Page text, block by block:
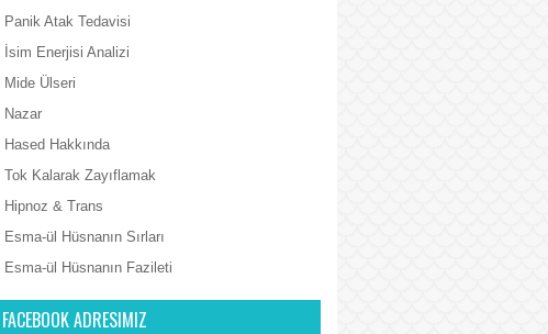
Panik Atak Tedavisi
İsim Enerjisi Analizi
Mide Ülseri
Nazar
Hased Hakkında
Tok Kalarak Zayıflamak
Hipnoz & Trans
Esma-ül Hüsnanın Sırları
Esma-ül Hüsnanın Fazileti
FACEBOOK ADRESIMIZ